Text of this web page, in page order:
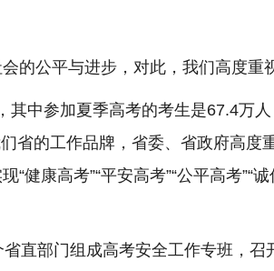
公平与进步，对此，我们高度重
参加夏季高考的考生是67.4万人
省的工作品牌，省委、省政府高度
康高考”“平安高考”“公平高考”“
部门组成高考安全工作专班，召